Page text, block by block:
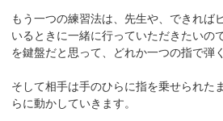
もう一つの練習法は、先生や、できれば
いるときに一緒に行っていただきたいの
を鍵盤だと思って、どれか一つの指で弾
そして相手は手のひらに指を乗せられた
らに動かしていきます。